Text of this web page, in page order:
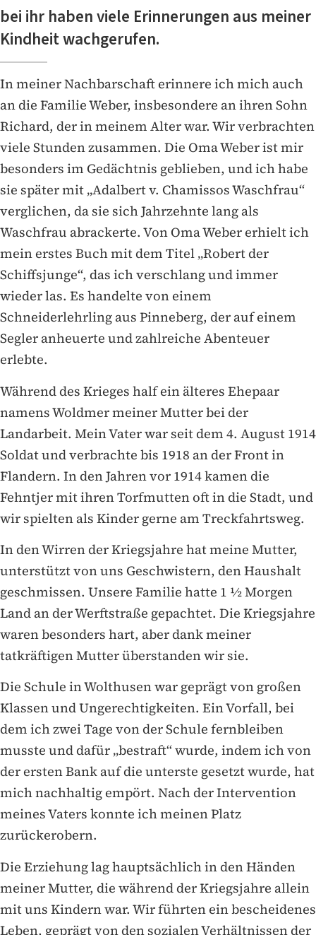
bei ihr haben viele Erinnerungen aus meiner
Kindheit wachgerufen.
In meiner Nachbarschaft erinnere ich mich auch
an die Familie Weber, insbesondere an ihren Sohn
Richard, der in meinem Alter war. Wir verbrachten
viele Stunden zusammen. Die Oma Weber ist mir
besonders im Gedächtnis geblieben, und ich habe
sie später mit „Adalbert v. Chamissos Waschfrau“
verglichen, da sie sich Jahrzehnte lang als
Waschfrau abrackerte. Von Oma Weber erhielt ich
mein erstes Buch mit dem Titel „Robert der
Schiffsjunge“, das ich verschlang und immer
wieder las. Es handelte von einem
Schneiderlehrling aus Pinneberg, der auf einem
Segler anheuerte und zahlreiche Abenteuer
erlebte.
Während des Krieges half ein älteres Ehepaar
namens Woldmer meiner Mutter bei der
Landarbeit. Mein Vater war seit dem 4. August 1914
Soldat und verbrachte bis 1918 an der Front in
Flandern. In den Jahren vor 1914 kamen die
Fehntjer mit ihren Torfmutten oft in die Stadt, und
wir spielten als Kinder gerne am Treckfahrtsweg.
In den Wirren der Kriegsjahre hat meine Mutter,
unterstützt von uns Geschwistern, den Haushalt
geschmissen. Unsere Familie hatte 1 ½ Morgen
Land an der Werftstraße gepachtet. Die Kriegsjahre
waren besonders hart, aber dank meiner
tatkräftigen Mutter überstanden wir sie.
Die Schule in Wolthusen war geprägt von großen
Klassen und Ungerechtigkeiten. Ein Vorfall, bei
dem ich zwei Tage von der Schule fernbleiben
musste und dafür „bestraft“ wurde, indem ich von
der ersten Bank auf die unterste gesetzt wurde, hat
mich nachhaltig empört. Nach der Intervention
meines Vaters konnte ich meinen Platz
zurückerobern.
Die Erziehung lag hauptsächlich in den Händen
meiner Mutter, die während der Kriegsjahre allein
mit uns Kindern war. Wir führten ein bescheidenes
Leben, geprägt von den sozialen Verhältnissen der